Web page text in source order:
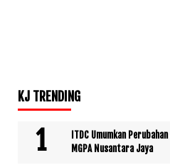
KJ TRENDING
ITDC Umumkan
MGPA Nusantara Jaya